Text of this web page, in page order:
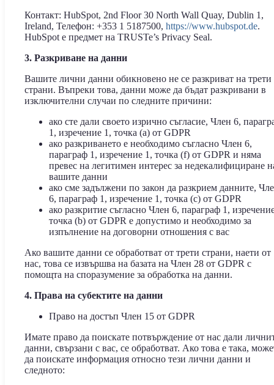
Контакт: HubSpot, 2nd Floor 30 North Wall Quay, Dublin 1,
Ireland, Телефон: +353 1 5187500, https://www.hubspot.de.
HubSpot е предмет на TRUSTe’s Privacy Seal.
3. Разкриване на данни
Вашите лични данни обикновено не се разкриват на трети
страни. Въпреки това, данни може да бъдат разкривани в
изключителни случаи по следните причини:
ако сте дали своето изрично съгласие, Член 6,
1, изречение 1, точка (a) от GDPR
ако разкриването е необходимо съгласно Член 6,
параграф 1, изречение 1, точка (f) от GDPR и няма
превес на легитимен интерес за недекалифициране
вашите данни
ако сме задължени по закон да разкрием данните,
6, параграф 1, изречение 1, точка (c) от GDPR
ако разкритие съгласно Член 6, параграф 1,
точка (b) от GDPR е допустимо и необходимо за
изпълнение на договорни отношения с вас
Ако вашите данни се обработват от трети страни, наети от
нас, това се извършва на базата на Член 28 от GDPR с
помощта на споразумение за обработка на данни.
4. Права на субектите на данни
Право на достъп Член 15 от GDPR
Имате право да поискате потвърждение от нас дали
данни, свързани с вас, се обработват. Ако това е така,
да поискате информация относно тези лични данни и
следното: